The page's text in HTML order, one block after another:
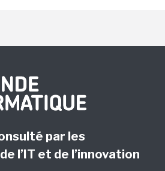
par les
l’IT et de l’innovation